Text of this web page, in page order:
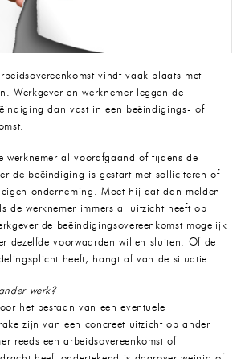
vindt vaak plaats met
Werkgever en werknemer leggen de
dan vast in een beëindigings- of
werknemer al voorafgaand of tijdens de
de beëindiging is gestart met solliciteren of
onderneming. Moet hij dat dan melden
de werknemer immers al uitzicht heeft op
de beëindigingsovereenkomst mogelijk
dezelfde voorwaarden willen sluiten. Of de
heeft, hangt af van de situatie.
werk?
het bestaan van een eventuele
zijn van een concreet uitzicht op ander
reeds een arbeidsovereenkomst of